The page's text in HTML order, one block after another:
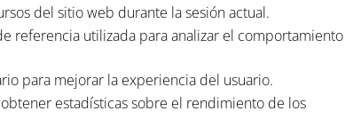
del sitio web durante la sesión actual.
referencia utilizada para analizar el comportamiento
para mejorar la experiencia del usuario.
estadísticas sobre el rendimiento de los